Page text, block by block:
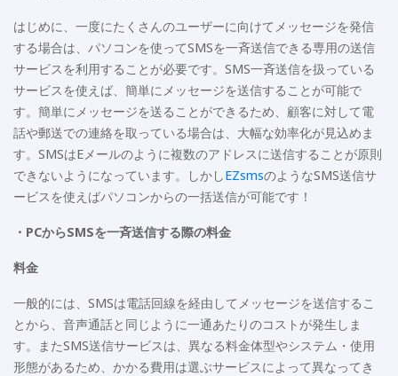
はじめに、一度にたくさんのユーザーに向けてメッセージを発信
する場合は、パソコンを使ってSMSを一斉送信できる専用の送信
サービスを利用することが必要です。SMS一斉送信を扱っている
サービスを使えば、簡単にメッセージを送信することが可能で
す。簡単にメッセージを送ることができるため、顧客に対して電
話や郵送での連絡を取っている場合は、大幅な効率化が見込めま
す。SMSはEメールのように複数のアドレスに送信することが原則
できないようになっています。しかしEZsmsのようなSMS送信サ
ービスを使えばパソコンからの一括送信が可能です！
・PCからSMSを一斉送信する際の料金
料金
一般的には、SMSは電話回線を経由してメッセージを送信するこ
とから、音声通話と同じように一通あたりのコストが発生しま
す。またSMS送信サービスは、異なる料金体型やシステム・使用
形態があるため、かかる費用は選ぶサービスによって異なってき